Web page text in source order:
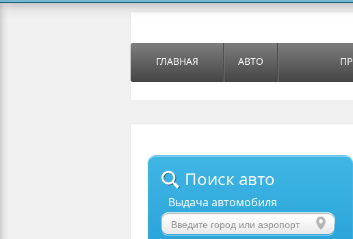
ГЛАВНАЯ АВТО
Поиск авто
Выдача автомобиля